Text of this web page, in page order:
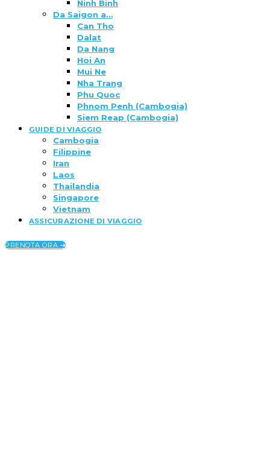
Ninh Binh
Da Saigon a…
Can Tho
Dalat
Da Nang
Hoi An
Mui Ne
Nha Trang
Phu Quoc
Phnom Penh (Cambogia)
Siem Reap (Cambogia)
GUIDE DI VIAGGIO
Cambogia
Filippine
Iran
Laos
Thailandia
Singapore
Vietnam
ASSICURAZIONE DI VIAGGIO
PRENOTA ORA ➜